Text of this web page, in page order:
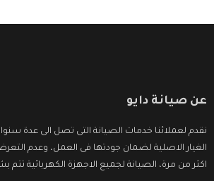
عن صيانة دايو
نقدم لعملائنا خدمات الصيانة التى تصل الى عدة
الغيار الاصلية لضمان جودتها فى العمل، وعدم
اكثر من مرة، الصيانة لجميع الاجهزة الكهربائية